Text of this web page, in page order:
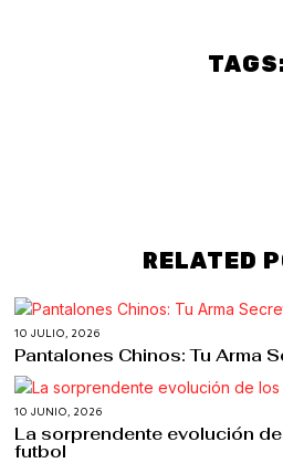
RELATED
10 JULIO, 2026
Pantalones Chinos: Tu Arma
10 JUNIO, 2026
La sorprendente evolución
futbol